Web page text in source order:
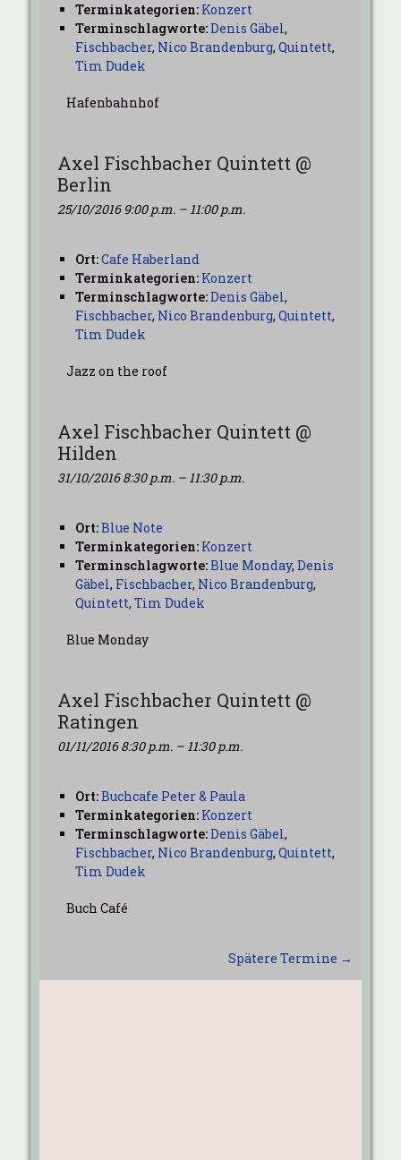
Terminkategorien: Konzert
Terminschlagworte:Denis Gäbel,
Fischbacher, Nico Brandenburg, Quintett,
Tim Dudek
Hafenbahnhof
Axel Fischbacher Quintett @
Berlin
25/10/2016 9:00 p.m. – 11:00 p.m.
Ort:Cafe Haberland
Terminkategorien: Konzert
Terminschlagworte:Denis Gäbel,
Fischbacher, Nico Brandenburg, Quintett,
Tim Dudek
Jazz on the roof
Axel Fischbacher Quintett @
Hilden
31/10/2016 8:30 p.m. – 11:30 p.m.
Ort:Blue Note
Terminkategorien: Konzert
Terminschlagworte:Blue Monday, Denis
Gäbel, Fischbacher, Nico Brandenburg,
Quintett, Tim Dudek
Blue Monday
Axel Fischbacher Quintett @
Ratingen
01/11/2016 8:30 p.m. – 11:30 p.m.
Ort:Buchcafe Peter & Paula
Terminkategorien: Konzert
Terminschlagworte:Denis Gäbel,
Fischbacher, Nico Brandenburg, Quintett,
Tim Dudek
Buch Café
Spätere Termine →